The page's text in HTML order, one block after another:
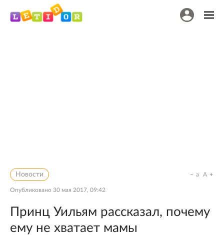
Новости
Опубликовано 30 мая 2017, 09:42
a A
Принц Уильям рассказал, почему
ему не хватает мамы